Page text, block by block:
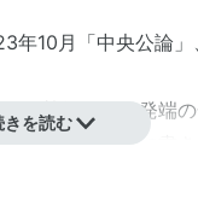
年10月「中央公論
ら執筆され、発端
谷崎はひそかに書
を読む